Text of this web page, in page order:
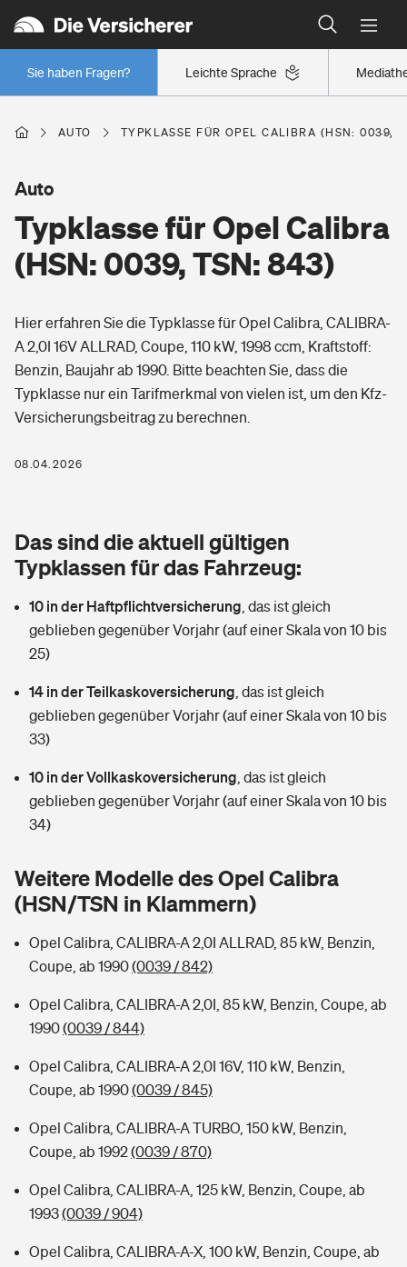
Leichte Sprache
Sie haben Fragen?
Wer versichert was: Jetzt Versicherer finden
Regionalklassen: So ist Ihre Region eingestuft
Wer versichert was: Jetzt Versicherer finden
Berufsunfähigkeitsversicherung
Erwerbsunfähigkeitsversicherung
Grundfähigkeitsversicherung
Arbeitsrechtsschutz
Berufshaftpflichtversicherung
Zur Übersicht
Tools
Wer versichert was: Jetzt Versicherer finden
Sie haben Fragen?
Wohnen
Elementarversicherung
Glasversicherung
Mietkautionsversicherung
Restkreditversicherung
Zur Übersicht
Tools
Wer versichert was: Jetzt Versicherer finden
Sie haben Fragen?
Freizeit
Pri­vate Haft­pflicht­
Kinderunfall­ver­si­che­rung
Kinderinvalidität
Hundehalter-Haftpflicht
Handyversicherung
Musikinstrumentenversicherung
Zur Übersicht
Tools
Kinderunfall-Check: Mehr Sicherheit für deine Kids
Typklassen: So ist Ihr Auto eingestuft
Gesundheit
Private Krankenversicherung
Dread-Disease-Versicherung
Tierkrankenversicherung
Zur Übersicht
Tools
Wer versichert was: Jetzt Versicherer finden
Sie haben Fragen?
Rentenrechner: Wie viel Geld bekomme ich im Alter?
AUTO TYPKLASSE FÜR OPEL CALIBRA (HSN: 0039,
Typklasse für Opel Calibra
(HSN: 0039, TSN: 843)
Auto
Hier erfahren Sie die Typklasse für Opel Calibra, CALIBRA-
A 2,0I 16V ALLRAD, Coupe, 110 kW, 1998 ccm, Kraftstoff:
Benzin, Baujahr ab 1990. Bitte beachten Sie, dass die
Typklasse nur ein Tarifmerkmal von vielen ist, um den Kfz-
Versicherungsbeitrag zu berechnen.
08.04.2026
Das sind die aktuell gültigen
Typklassen für das Fahrzeug:
10 in der Haftpflichtversicherung das ist gleich
geblieben gegenüber Vorjahr (auf einer Skala von 10 bis
25)
14 in der Teilkaskoversicherung das ist gleich
geblieben gegenüber Vorjahr (auf einer Skala von 10 bis
33)
10 in der Vollkaskoversicherung das ist gleich
geblieben gegenüber Vorjahr (auf einer Skala von 10 bis
34)
Weitere Modelle des Opel Calibra
(HSN/TSN in Klammern)
Opel Calibra, CALIBRA-A 2,0I ALLRAD, 85 kW, Benzin,
Coupe, ab 1990(0039 / 842)
Opel Calibra, CALIBRA-A 2,0I, 85 kW, Benzin, Coupe, ab
1990(0039 / 844)
Opel Calibra, CALIBRA-A 2,0I 16V, 110 kW, Benzin,
Coupe, ab 1990(0039 / 845)
Opel Calibra, CALIBRA-A TURBO, 150 kW, Benzin,
Coupe, ab 1992(0039 / 870)
Opel Calibra, CALIBRA-A, 125 kW, Benzin, Coupe, ab
1993(0039 / 904)
Opel Calibra, CALIBRA-A-X, 100 kW, Benzin, Coupe, ab